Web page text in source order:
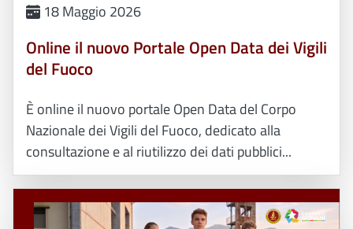
18 Maggio 2026
Online il nuovo Portale Open Data dei Vigili
del Fuoco
È online il nuovo portale Open Data del Corpo
Nazionale dei Vigili del Fuoco, dedicato alla
consultazione e al riutilizzo dei dati pubblici...